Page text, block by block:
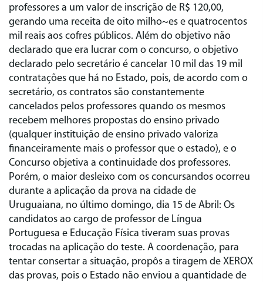
professores a um valor de inscrição de R$ 120,00,
gerando uma receita de oito milho~es e quatrocentos
mil reais aos cofres públicos. Além do objetivo não
declarado que era lucrar com o concurso, o objetivo
declarado pelo secretário é cancelar 10 mil das 19 mil
contratações que há no Estado, pois, de acordo com o
secretário, os contratos são constantemente
cancelados pelos professores quando os mesmos
recebem melhores propostas do ensino privado
(qualquer instituição de ensino privado valoriza
financeiramente mais o professor que o estado), e o
Concurso objetiva a continuidade dos professores.
Porém, o maior desleixo com os concursandos ocorreu
durante a aplicação da prova na cidade de
Uruguaiana, no último domingo, dia 15 de Abril: Os
candidatos ao cargo de professor de Língua
Portuguesa e Educação Física tiveram suas provas
trocadas na aplicação do teste. A coordenação, para
tentar consertar a situação, propôs a tiragem de XEROX
das provas, pois o Estado não enviou a quantidade de